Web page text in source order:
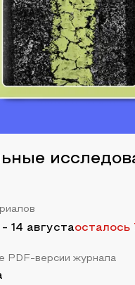
- 14 августаосталось
PDF-версии журнала